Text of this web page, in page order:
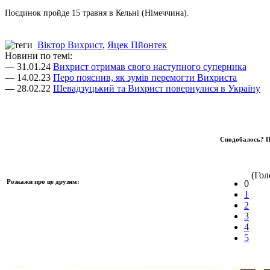
Поєдинок пройде 15 травня в Кельні (Німеччина).
Віктор Вихрист, Яцек Пйонтек
Новини по темі:
— 31.01.24 Вихрист отримав свого наступного суперника
— 14.02.23 Перо пояснив, як зумів перемогти Вихриста
— 28.02.22 Шевадзуцький та Вихрист повернулися в Україну
Розкажи про це друзям:
Сподобалось?
0
1
2
3
4
5